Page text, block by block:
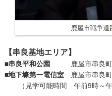
鹿屋市戦争遺
【串良基地エリア】
■串良平和公園
鹿屋市串良
■​地下壕第一電信室
鹿屋市串良
（見学可能時間 午前9時～午